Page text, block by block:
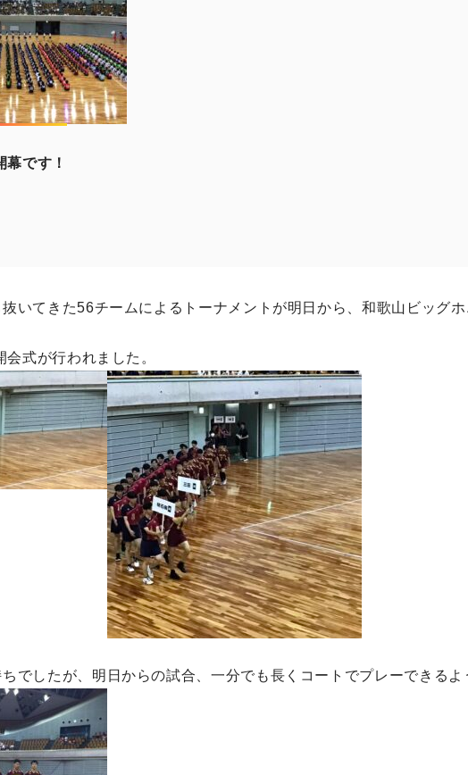
幕です！
いてきた56チームによるトーナメントが明日から、和歌山ビッグ
式が行われました。
でしたが、明日からの試合、一分でも長くコートでプレーできるよ